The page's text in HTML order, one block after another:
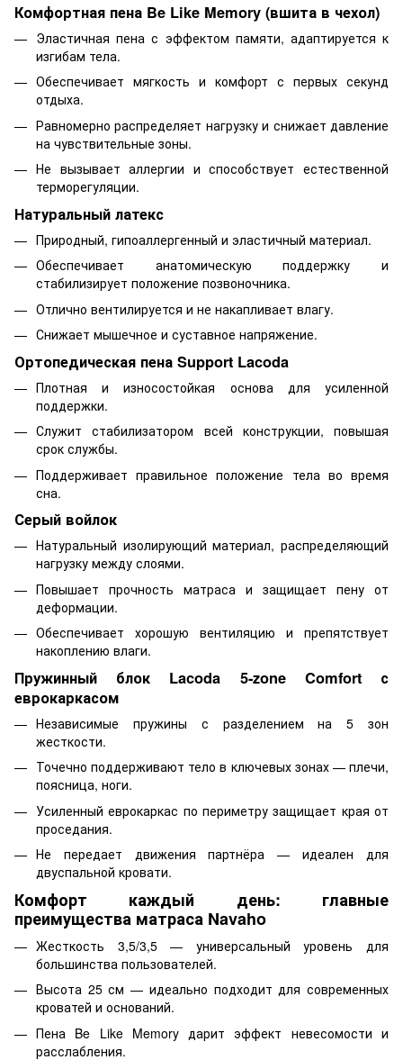
Комфортная пена Be Like Memory (вшита в чехол)
Эластичная пена с эффектом памяти, адаптируется к
изгибам тела.
Обеспечивает мягкость и комфорт с первых секунд
отдыха.
Равномерно распределяет нагрузку и снижает давление
на чувствительные зоны.
Не вызывает аллергии и способствует естественной
терморегуляции.
Натуральный латекс
Природный, гипоаллергенный и эластичный материал.
Обеспечивает анатомическую поддержку и
стабилизирует положение позвоночника.
Отлично вентилируется и не накапливает влагу.
Снижает мышечное и суставное напряжение.
Ортопедическая пена Support Lacoda
Плотная и износостойкая основа для усиленной
поддержки.
Служит стабилизатором всей конструкции, повышая
срок службы.
Поддерживает правильное положение тела во время
сна.
Серый войлок
Натуральный изолирующий материал, распределяющий
нагрузку между слоями.
Повышает прочность матраса и защищает пену от
деформации.
Обеспечивает хорошую вентиляцию и препятствует
накоплению влаги.
Пружинный блок Lacoda 5-zone Comfort с
еврокаркасом
Независимые пружины с разделением на 5 зон
жесткости.
Точечно поддерживают тело в ключевых зонах — плечи,
поясница, ноги.
Усиленный еврокаркас по периметру защищает края от
проседания.
Не передает движения партнёра — идеален для
двуспальной кровати.
Комфорт каждый день: главные
преимущества матраса Navaho
Жесткость 3,5/3,5 — универсальный уровень для
большинства пользователей.
Высота 25 см — идеально подходит для современных
кроватей и оснований.
Пена Be Like Memory дарит эффект невесомости и
расслабления.